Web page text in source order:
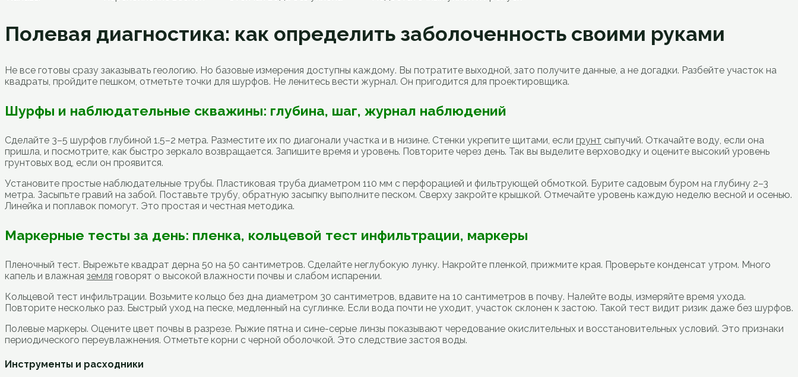
Полевая диагностика: как определить заболоченность своими руками
Не все готовы сразу заказывать геологию. Но базовые измерения доступны каждому. Вы потратите выходной, зато получите данные, а не догадки. Разбейте участок на
квадраты, пройдите пешком, отметьте точки для шурфов. Не ленитесь вести журнал. Он пригодится для проектировщика.
Шурфы и наблюдательные скважины: глубина, шаг, журнал наблюдений
Сделайте 3–5 шурфов глубиной 1.5–2 метра. Разместите их по диагонали участка и в низине. Стенки укрепите щитами, если грунт сыпучий. Откачайте воду, если она
пришла, и посмотрите, как быстро зеркало возвращается. Запишите время и уровень. Повторите через день. Так вы выделите верховодку и оцените высокий уровень
грунтовых вод, если он проявится.
Установите простые наблюдательные трубы. Пластиковая труба диаметром 110 мм с перфорацией и фильтрующей обмоткой. Бурите садовым буром на глубину 2–3
метра. Засыпьте гравий на забой. Поставьте трубу, обратную засыпку выполните песком. Сверху закройте крышкой. Отмечайте уровень каждую неделю весной и осенью.
Линейка и поплавок помогут. Это простая и честная методика.
Маркерные тесты за день: пленка, кольцевой тест инфильтрации, маркеры
Пленочный тест. Вырежьте квадрат дерна 50 на 50 сантиметров. Сделайте неглубокую лунку. Накройте пленкой, прижмите края. Проверьте конденсат утром. Много
капель и влажная земля говорят о высокой влажности почвы и слабом испарении.
Кольцевой тест инфильтрации. Возьмите кольцо без дна диаметром 30 сантиметров, вдавите на 10 сантиметров в почву. Налейте воды, измеряйте время ухода.
Повторите несколько раз. Быстрый уход на песке, медленный на суглинке. Если вода почти не уходит, участок склонен к застою. Такой тест видит ризик даже без шурфов.
Полевые маркеры. Оцените цвет почвы в разрезе. Рыжие пятна и сине-серые линзы показывают чередование окислительных и восстановительных условий. Это признаки
периодического переувлажнения. Отметьте корни с черной оболочкой. Это следствие застоя воды.
Инструменты и расходники